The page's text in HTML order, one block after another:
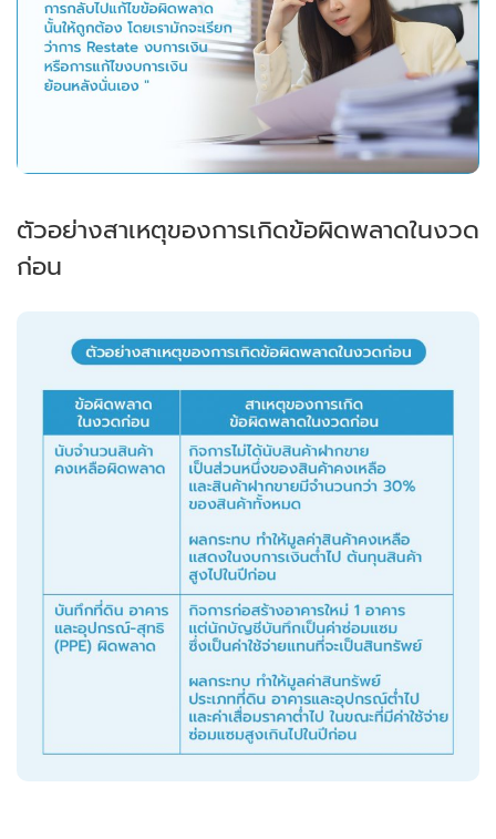
ตัวอย่างสาเหตุของการเกิดข้อผิดพลาดในงวด
ก่อน